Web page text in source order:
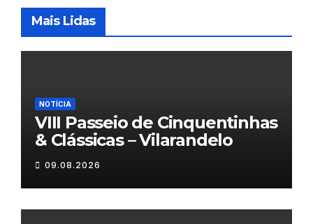
Mais Lidas
NOTÍCIA
VIII Passeio de Cinquentinhas
& Clássicas – Vilarandelo
09.08.2026